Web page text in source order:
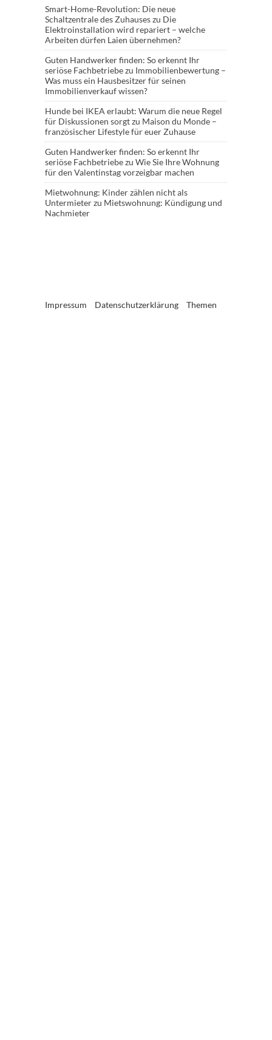
Smart-Home-Revolution: Die neue
Schaltzentrale des Zuhauseszu Die
Elektroinstallation wird repariert – welche
Arbeiten dürfen Laien übernehmen?
Guten Handwerker finden: So erkennt Ihr
seriöse Fachbetriebezu Immobilienbewertung –
Was muss ein Hausbesitzer für seinen
Immobilienverkauf wissen?
Hunde bei IKEA erlaubt: Warum die neue Regel
für Diskussionen sorgtzu Maison du Monde –
französischer Lifestyle für euer Zuhause
Guten Handwerker finden: So erkennt Ihr
seriöse Fachbetriebezu Wie Sie Ihre Wohnung
für den Valentinstag vorzeigbar machen
Mietwohnung: Kinder zählen nicht als
Untermieterzu Mietswohnung: Kündigung und
Nachmieter
Impressum Datenschutzerklärung Themen